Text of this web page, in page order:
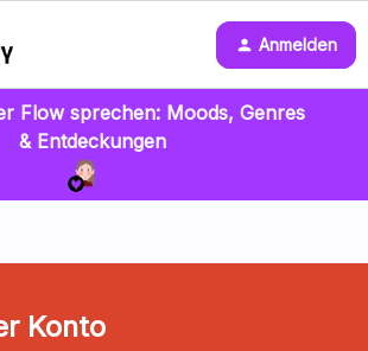
Anmelden
Flow sprechen: Moods, Genres
& Entdeckungen
Konto